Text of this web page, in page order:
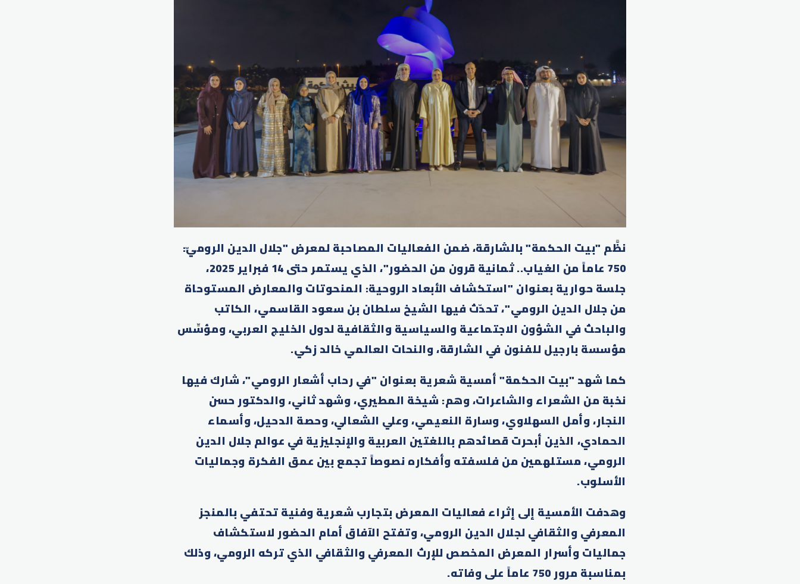
نظَّم "بيت الحكمة" بالشارقة، ضمن الفعاليات المصاحبة لمعرض "جلال الدين الروميّ:
750 عاماً من الغياب.. ثمانية قرون من الحضور"، الذي يستمر حتى 14 فبراير 2025،
جلسة حوارية بعنوان "استكشاف الأبعاد الروحية: المنحوتات والمعارض المستوحاة
من جلال الدين الرومي"، تحدّث فيها الشيخ سلطان بن سعود القاسمي، الكاتب
والباحث في الشؤون الاجتماعية والسياسية والثقافية لدول الخليج العربي، ومؤسِّس
مؤسسة بارجيل للفنون في الشارقة، والنحات العالمي خالد زكي.
كما شهد "بيت الحكمة" أمسية شعرية بعنوان "في رحاب أشعار الرومي"، شارك فيها
نخبة من الشعراء والشاعرات، وهم: شيخة المطيري، وشهد ثاني، والدكتور حسن
النجار، وأمل السهلاوي، وسارة النعيمي، وعلي الشعالي، وحصة الدحيل، وأسماء
الحمادي، الذين أبحرت قصائدهم باللغتين العربية والإنجليزية في عوالم جلال الدين
الرومي، مستلهمين من فلسفته وأفكاره نصوصاً تجمع بين عمق الفكرة وجماليات
الأسلوب.
وهدفت الأمسية إلى إثراء فعاليات المعرض بتجارب شعرية وفنية تحتفي بالمنجز
المعرفي والثقافي لجلال الدين الرومي، وتفتح الآفاق أمام الحضور لاستكشاف
جماليات وأسرار المعرض المخصص للإرث المعرفي والثقافي الذي تركه الرومي، وذلك
بمناسبة مرور 750 عاماً على وفاته.